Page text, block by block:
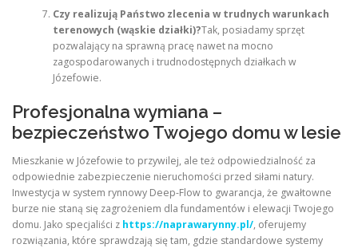
Czy realizują Państwo zlecenia w trudnych warunkach
terenowych (wąskie działki)?Tak, posiadamy sprzęt
pozwalający na sprawną pracę nawet na mocno
zagospodarowanych i trudnodostępnych działkach w
Józefowie.
Profesjonalna wymiana –
bezpieczeństwo Twojego domu w lesie
Mieszkanie w Józefowie to przywilej, ale też odpowiedzialność za
odpowiednie zabezpieczenie nieruchomości przed siłami natury.
Inwestycja w system rynnowy Deep-Flow to gwarancja, że gwałtowne
burze nie staną się zagrożeniem dla fundamentów i elewacji Twojego
domu. Jako specjaliści z https://naprawarynny.pl/, oferujemy
rozwiązania, które sprawdzają się tam, gdzie standardowe systemy